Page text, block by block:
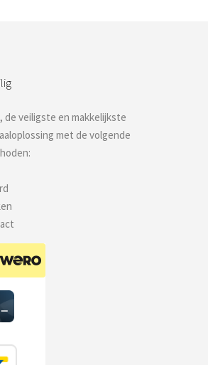
de veiligste en makkelijkste
met de volgende